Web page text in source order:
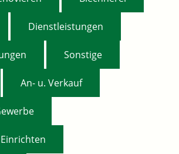
Dienstleistungen
Sonstige
An- u. Verkauf